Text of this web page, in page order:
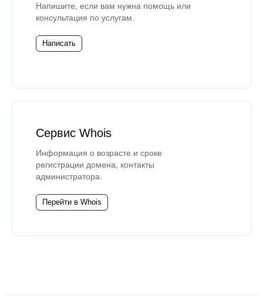
Напишите, если вам нужна помощь или
консультация по услугам.
Написать
Сервис Whois
Информация о возрасте и сроке
регистрации домена, контакты
администратора.
Перейти в Whois